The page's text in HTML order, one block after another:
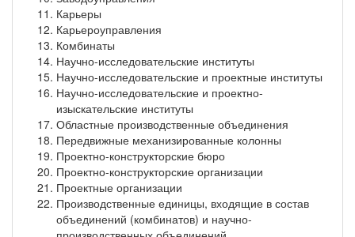
Карьеры
Карьероуправления
Комбинаты
Научно-исследовательские институты
Научно-исследовательские и проектные институты
Научно-исследовательские и проектно-
изыскательские институты
Областные производственные объединения
Передвижные механизированные колонны
Проектно-конструкторские бюро
Проектно-конструкторские организации
Проектные организации
Производственные единицы, входящие в состав
объединений (комбинатов) и научно-